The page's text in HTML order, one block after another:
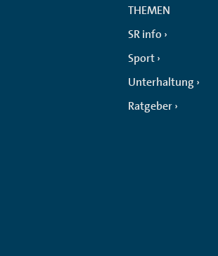
THEMEN
SR info
Sport
Unterhaltung
Ratgeber